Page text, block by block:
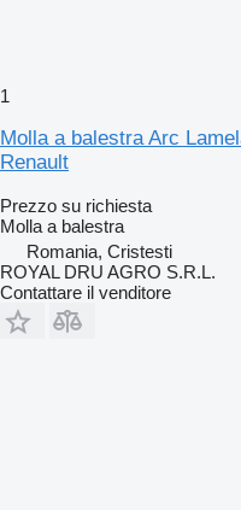
1
Molla a balestra Arc
Renault
Prezzo su richiesta
Molla a balestra
Romania, Cristesti
ROYAL DRU AGRO S.R.L.
Contattare il venditore